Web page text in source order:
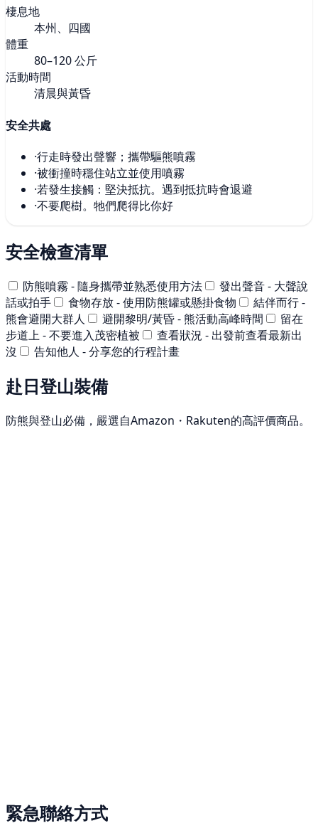
棲息地
本州、四國
體重
80–120 公斤
活動時間
清晨與黃昏
安全共處
·行走時發出聲響；攜帶驅熊噴霧
·被衝撞時穩住站立並使用噴霧
·若發生接觸：堅決抵抗。遇到抵抗時會退避
·不要爬樹。牠們爬得比你好
安全檢查清單
防熊噴霧 - 隨身攜帶並熟悉使用方法
發出聲音 - 大聲說
話或拍手
食物存放 - 使用防熊罐或懸掛食物
結伴而行 -
熊會避開大群人
避開黎明/黃昏 - 熊活動高峰時間
留在
步道上 - 不要進入茂密植被
查看狀況 - 出發前查看最新出
沒
告知他人 - 分享您的行程計畫
赴日登山裝備
防熊與登山必備，嚴選自Amazon・Rakuten的高評價商品。
緊急聯絡方式